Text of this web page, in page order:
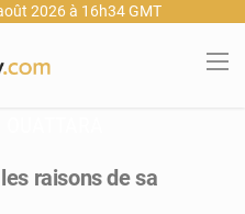
2026 à 16h34 GMT
raisons de sa